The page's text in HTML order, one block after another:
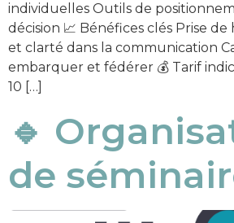
individuelles Outils de
décision 📈 Bénéfices clés Prise
et clarté dans la communication
embarquer et fédérer 💰 Tarif
10 […]
🔹
de